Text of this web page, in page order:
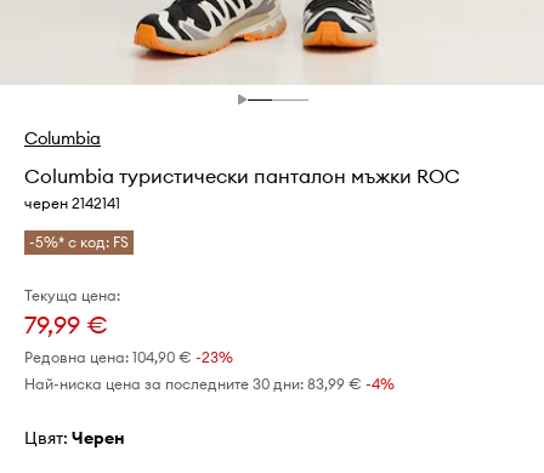
Columbia
Columbia туристически панталон мъжки ROC
черен 2142141
-5%* с код: FS
Текуща цена:
79,99 €
Редовна цена: 104,90 € -23%
Най-ниска цена за последните 30 дни: 83,99 € -4%
Цвят: черен